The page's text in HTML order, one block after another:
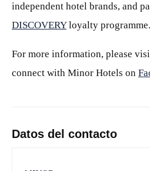
independent hotel brands, and
DISCOVERYloyalty programme.
For more information, please
connect with Minor Hotels on
Datos del contacto